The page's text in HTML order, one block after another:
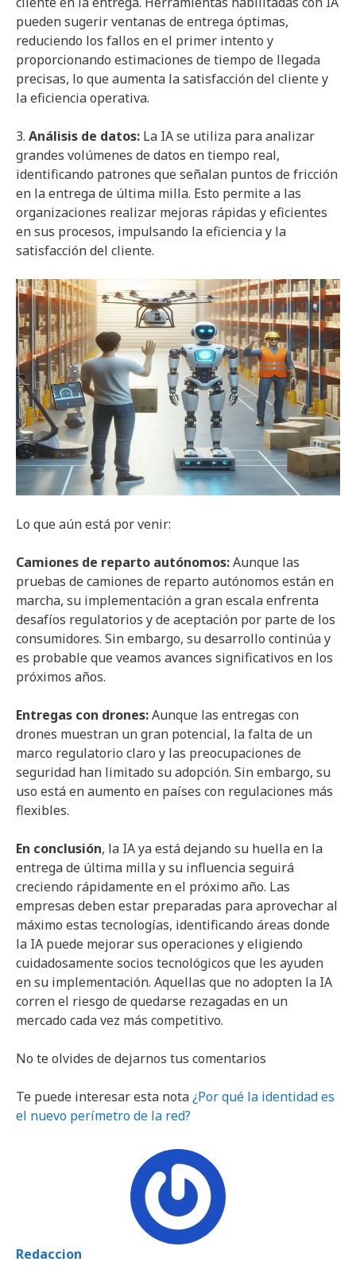
pueden sugerir ventanas de entrega óptimas,
reduciendo los fallos en el primer intento y
proporcionando estimaciones de tiempo de llegada
precisas, lo que aumenta la satisfacción del cliente y
la eficiencia operativa.
3. Análisis de datos: La IA se utiliza para analizar
grandes volúmenes de datos en tiempo real,
identificando patrones que señalan puntos de fricción
en la entrega de última milla. Esto permite a las
organizaciones realizar mejoras rápidas y eficientes
en sus procesos, impulsando la eficiencia y la
satisfacción del cliente.
Lo que aún está por venir:
Camiones de reparto autónomos:Aunque las
pruebas de camiones de reparto autónomos están en
marcha, su implementación a gran escala enfrenta
desafíos regulatorios y de aceptación por parte de los
consumidores. Sin embargo, su desarrollo continúa y
es probable que veamos avances significativos en los
próximos años.
Entregas con drones:Aunque las entregas con
drones muestran un gran potencial, la falta de un
marco regulatorio claro y las preocupaciones de
seguridad han limitado su adopción. Sin embargo, su
uso está en aumento en países con regulaciones más
flexibles.
En conclusión, la IA ya está dejando su huella en la
entrega de última milla y su influencia seguirá
creciendo rápidamente en el próximo año. Las
empresas deben estar preparadas para aprovechar al
máximo estas tecnologías, identificando áreas donde
la IA puede mejorar sus operaciones y eligiendo
cuidadosamente socios tecnológicos que les ayuden
en su implementación. Aquellas que no adopten la IA
corren el riesgo de quedarse rezagadas en un
mercado cada vez más competitivo.
No te olvides de dejarnos tus comentarios
Te puede interesar esta nota¿Por qué la identidad es
el nuevo perímetro de la red?
Redaccion